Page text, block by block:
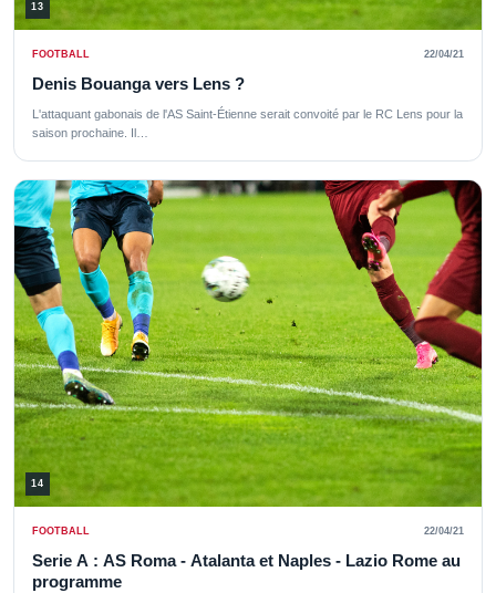
13
FOOTBALL 22/04/21
Denis Bouanga vers Lens ?
L'attaquant gabonais de l'AS Saint-Étienne serait convoité par le RC Lens pour la
saison prochaine. Il…
14
FOOTBALL 22/04/21
Serie A : AS Roma - Atalanta et Naples - Lazio Rome au
programme